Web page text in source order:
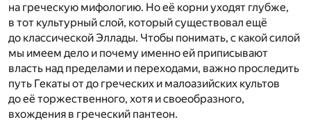
на греческую мифологию. Но её корни уходят глубже,
в тот культурный слой, который существовал ещё
до классической Эллады. Чтобы понимать, с какой силой
мы имеем дело и почему именно ей приписывают
власть над пределами и переходами, важно проследить
путь Гекаты от до греческих и малоазийских культов
до её торжественного, хотя и своеобразного,
вхождения в греческий пантеон.